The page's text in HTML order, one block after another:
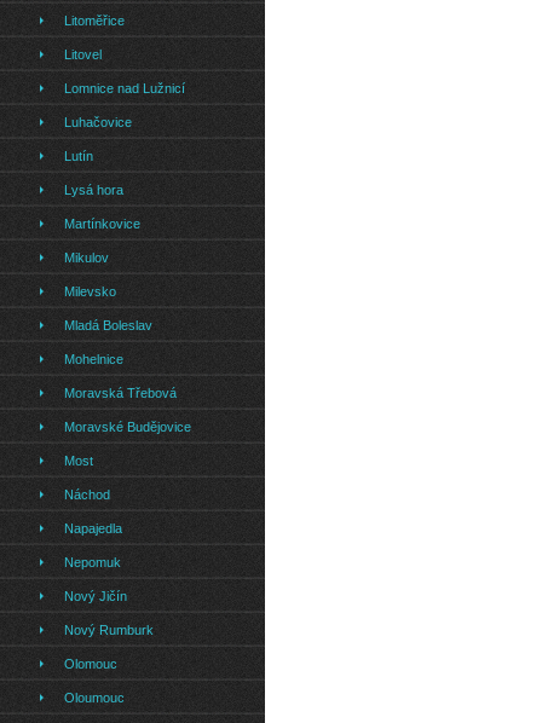
Litoměřice
Litovel
Lomnice nad Lužnicí
Luhačovice
Lutín
Lysá hora
Martínkovice
Mikulov
Milevsko
Mladá Boleslav
Mohelnice
Moravská Třebová
Moravské Budějovice
Most
Náchod
Napajedla
Nepomuk
Nový Jičín
Nový Rumburk
Olomouc
Oloumouc